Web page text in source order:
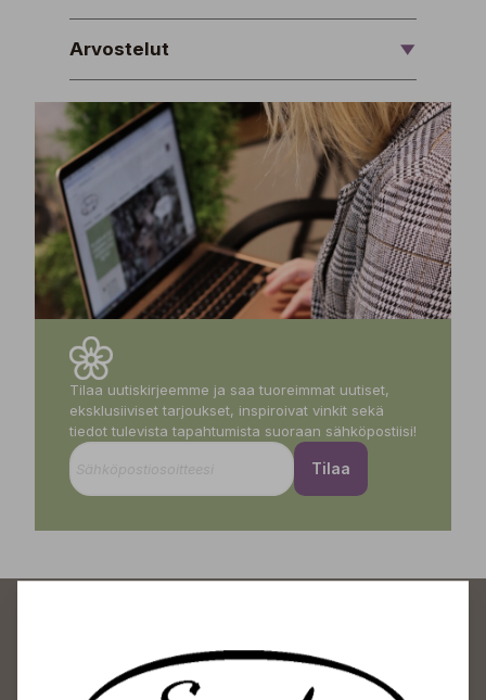
Arvostelut
Tilaa uutiskirjeemme ja saa tuoreimmat uutiset,
eksklusiiviset tarjoukset, inspiroivat vinkit sekä
tiedot tulevista tapahtumista suoraan sähköpostiisi!
Tilaa